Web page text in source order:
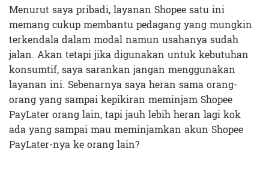
Menurut saya pribadi, layanan Shopee satu ini
memang cukup membantu pedagang yang mungkin
terkendala dalam modal namun usahanya sudah
jalan. Akan tetapi jika digunakan untuk kebutuhan
konsumtif, saya sarankan jangan menggunakan
layanan ini. Sebenarnya saya heran sama orang-
orang yang sampai kepikiran meminjam Shopee
PayLater orang lain, tapi jauh lebih heran lagi kok
ada yang sampai mau meminjamkan akun Shopee
PayLater-nya ke orang lain?